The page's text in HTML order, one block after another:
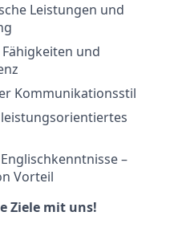
Leistungen und
und
Kommunikationsstil
–
Vorteil
Ziele mit uns!